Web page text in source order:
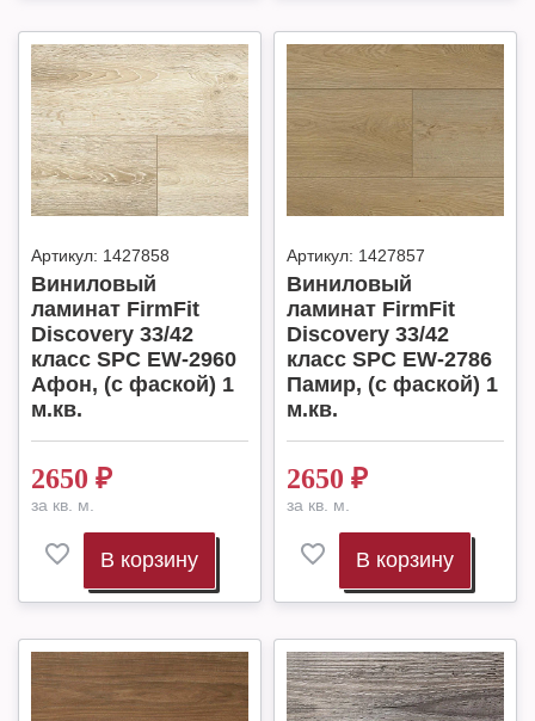
Артикул: 1427858
Виниловый
ламинат FirmFit
Discovery 33/42
класс SPC EW-2960
Афон, (с фаской) 1
м.кв.
2650 ₽
за кв. м.
В корзину
Артикул: 1427857
Виниловый
ламинат FirmFit
Discovery 33/42
класс SPC EW-2786
Памир, (с фаской) 1
м.кв.
2650 ₽
за кв. м.
В корзину